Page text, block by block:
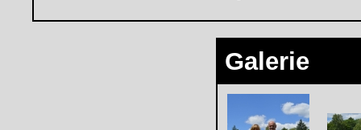
Galerie